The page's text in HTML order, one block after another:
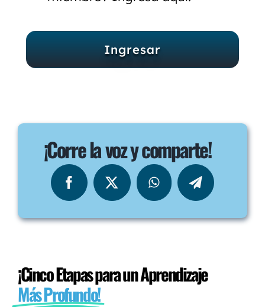
Ingresar
¡Corre la voz y comparte!
¡Cinco Etapas para un Aprendizaje
Más Profundo!